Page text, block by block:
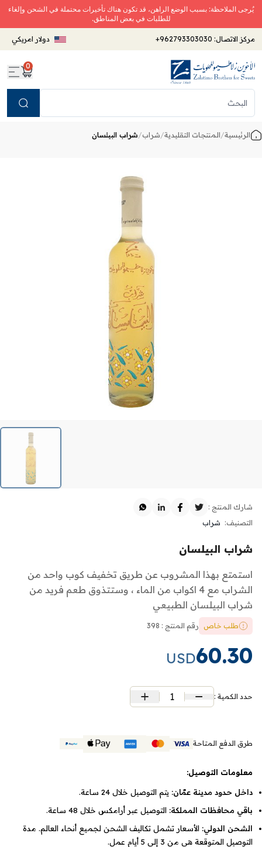
يُرجى الملاحظة: بسبب الوضع الراهن، قد تكون هناك تأخيرات محتملة في الشحن وإلغاء
للطلبات في بعض المناطق.
مركز الاتصال: +962793303030 دولار امريكي
0
الرئيسية/المنتجات التقليدية/شراب/شراب البيلسان
التصنيف: شراب
شارك المنتج :
شراب البيلسان
استمتع بهذا المشروب عن طريق تخفيف كوب واحد من
الشراب مع 4 اكواب من الماء ، وستتذوق طعم فريد من
شراب البيلسان الطبيعي
طلب خاص رقم المنتج : 398
60.30
USD
حدد الكمية : 1
طرق الدفع المتاحة
معلومات التوصيل:
داخل حدود مدينة عمّان: يتم التوصيل خلال 24 ساعة.
باقي محافظات المملكة: التوصيل عبر أرامكس خلال 48 ساعة.
الشحن الدولي: الأسعار تشمل تكاليف الشحن لجميع أنحاء العالم. مدة
التوصيل المتوقعة هي من 3 إلى 5 أيام عمل.